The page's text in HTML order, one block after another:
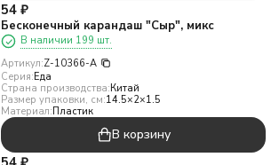
54 ₽
Бесконечный карандаш "Сыр", микс
В наличии 199 шт.
Артикул:Z-10366-A
Серия:Еда
Страна производства:Китай
Размер упаковки, см:14.5×2×1.5
Материал:Пластик
В корзину